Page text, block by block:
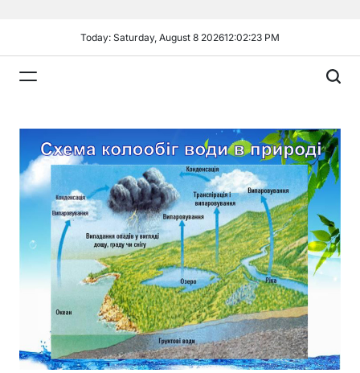
Today: Saturday, August 8 202612:02:24 PM